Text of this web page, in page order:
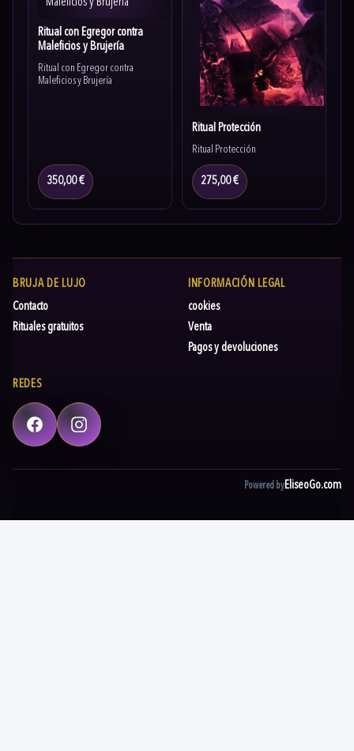
Ritual con Egregor contra
Maleficios y Brujería
Ritual con Egregor contra
Maleficios y Brujería
350,00 €
Ritual Protección
Ritual Protección
275,00 €
BRUJA DE LUJO
Contacto
Rituales gratuitos
INFORMACIÓN LEGAL
cookies
Venta
Pagos y devoluciones
REDES
Facebook Instagram
Powered byEliseoGo.com